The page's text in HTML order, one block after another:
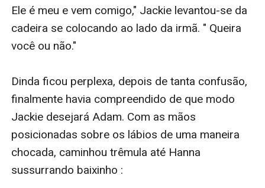
Ele é meu e vem comigo," Jackie levantou-se da
cadeira se colocando ao lado da irmã. " Queira
você ou não."
Dinda ficou perplexa, depois de tanta confusão,
finalmente havia compreendido de que modo
Jackie desejará Adam. Com as mãos
posicionadas sobre os lábios de uma maneira
chocada, caminhou trêmula até Hanna
sussurrando baixinho :